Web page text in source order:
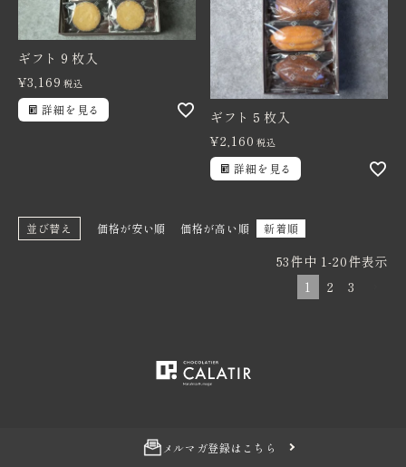
ギフト９枚入
¥3,169 税込
詳細を見る
ギフト５枚入
¥2,160 税込
詳細を見る
並び替え 価格が安い順 価格が高い順 新着順
53件中 1-20件表示
1
2 3
メルマガ登録はこちら